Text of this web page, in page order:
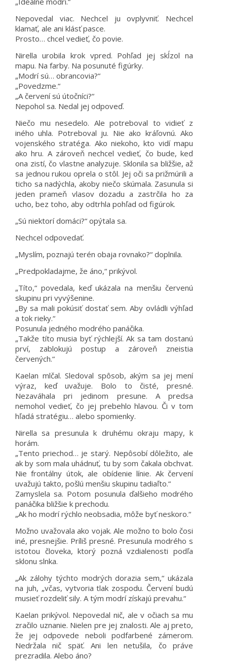
Nepovedal viac. Nechcel ju ovplyvniť. Nechcel
klamať, ale ani klásť pasce.
Prosto… chcel vedieť, čo povie.
Nirella urobila krok vpred. Pohľad jej skĺzol na
mapu. Na farby. Na posunuté figúrky.
„Modrí sú… obrancovia?“
„Povedzme.“
„A červení sú útočníci?“
Nepohol sa. Nedal jej odpoveď.
Niečo mu nesedelo. Ale potreboval to vidieť z
iného uhla. Potreboval ju. Nie ako kráľovnú. Ako
vojenského stratéga. Ako niekoho, kto vidí mapu
ako hru. A zároveň nechcel vedieť, čo bude, keď
ona zistí, čo vlastne analyzuje. Sklonila sa bližšie, až
sa jednou rukou oprela o stôl. Jej oči sa prižmúrili a
ticho sa nadýchla, akoby niečo skúmala. Zasunula si
jeden prameň vlasov dozadu a zastrčila ho za
ucho, bez toho, aby odtrhla pohľad od figúrok.
„Sú niektorí domáci?“ opýtala sa.
Nechcel odpovedať.
„Myslím, poznajú terén obaja rovnako?“ doplnila.
„Predpokladajme, že áno,“ prikývol.
„Títo,“ povedala, keď ukázala na menšiu červenú
skupinu pri vyvýšenine.
„By sa mali pokúsiť dostať sem. Aby ovládli výhľad
a tok rieky.“
Posunula jedného modrého panáčika.
„Takže títo musia byť rýchlejší. Ak sa tam dostanú
prví, zablokujú postup a zároveň zneistia
červených.“
Kaelan mlčal. Sledoval spôsob, akým sa jej mení
výraz, keď uvažuje. Bolo to čisté, presné.
Nezaváhala pri jedinom presune. A predsa
nemohol vedieť, čo jej prebehlo hlavou. Či v tom
hľadá stratégiu… alebo spomienky.
Nirella sa presunula k druhému okraju mapy, k
horám.
„Tento priechod… je starý. Nepôsobí dôležito, ale
ak by som mala uhádnuť, tu by som čakala obchvat.
Nie frontálny útok, ale obídenie línie. Ak červení
uvažujú takto, pošlú menšiu skupinu tadiaľto.“
Zamyslela sa. Potom posunula ďalšieho modrého
panáčika bližšie k prechodu.
„Ak ho modrí rýchlo neobsadia, môže byť neskoro.“
Možno uvažovala ako vojak. Ale možno to bolo čosi
iné, presnejšie. Príliš presné. Presunula modrého s
istotou človeka, ktorý pozná vzdialenosti podľa
sklonu slnka.
„Ak zálohy týchto modrých dorazia sem,“ ukázala
na juh, „včas, vytvoria tlak zospodu. Červení budú
musieť rozdeliť sily. A tým modrí získajú prevahu.“
Kaelan prikývol. Nepovedal nič, ale v očiach sa mu
zračilo uznanie. Nielen pre jej znalosti. Ale aj preto,
že jej odpovede neboli podfarbené zámerom.
Nedržala nič späť. Ani len netušila, čo práve
prezradila. Alebo áno?